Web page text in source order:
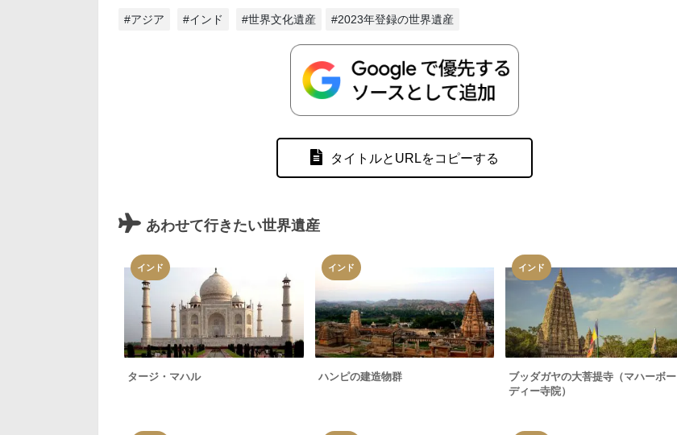
#アジア #インド #世界文化遺産 #2023年登録の世界遺産
タイトルとURLをコピーする
あわせて行きたい世界遺産
インド
タージ・マハル
インド
ハンピの建造物群
インド
ブッダガヤの大菩提寺（マハーボー
ディー寺院）